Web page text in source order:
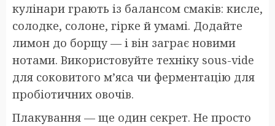
кулінари грають із балансом смаків: кисле,
солодке, солоне, гірке й умамі. Додайте
лимон до борщу — і він заграє новими
нотами. Використовуйте техніку sous-vide
для соковитого м’яса чи ферментацію для
пробіотичних овочів.
Плакування — ще один секрет. Не просто